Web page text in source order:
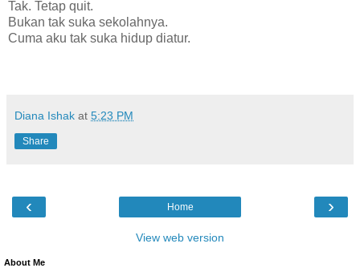
Tak. Tetap quit.
Bukan tak suka sekolahnya.
Cuma aku tak suka hidup diatur.
Diana Ishak at 5:23 PM
Share
‹ ›
Home
View web version
About Me